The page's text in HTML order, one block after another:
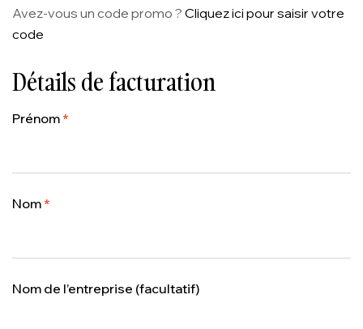
Avez-vous un code promo ? Cliquez ici pour saisir votre
code
Détails de facturation
Prénom *
Nom *
Nom de l’entreprise (facultatif)